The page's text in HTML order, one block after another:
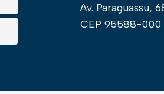
Av. Paraguassu,
CEP 95588-000